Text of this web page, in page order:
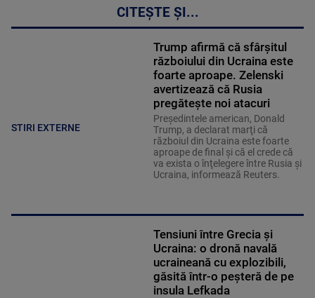
CITEȘTE ȘI...
STIRI EXTERNE
Trump afirmă că sfârşitul
războiului din Ucraina este
foarte aproape. Zelenski
avertizează că Rusia
pregăteşte noi atacuri
Preşedintele american, Donald
Trump, a declarat marţi că
războiul din Ucraina este foarte
aproape de final şi că el crede că
va exista o înţelegere între Rusia şi
Ucraina, informează Reuters.
Tensiuni între Grecia și
Ucraina: o dronă navală
ucraineană cu explozibili,
găsită într-o peșteră de pe
insula Lefkada